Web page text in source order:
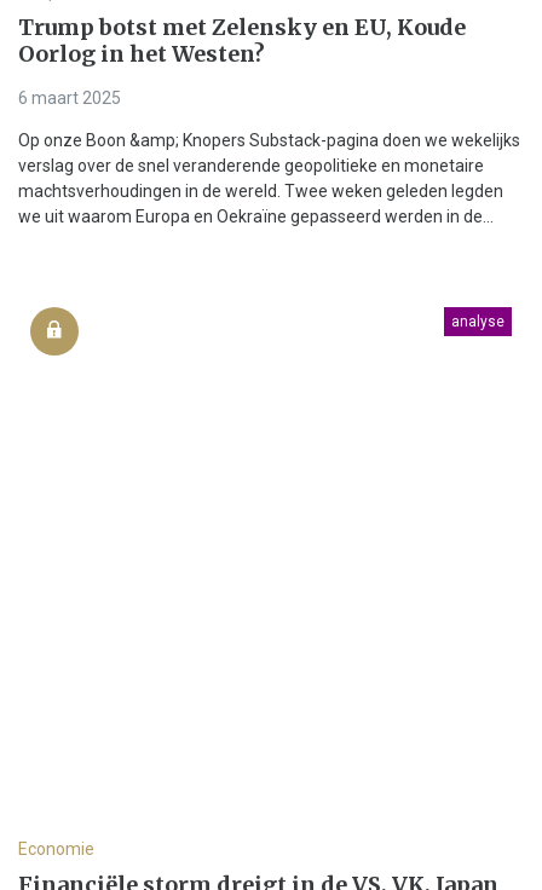
Trump botst met Zelensky en EU, Koude
Oorlog in het Westen?
6 maart 2025
Op onze Boon &amp; Knopers Substack-pagina doen we wekelijks
verslag over de snel veranderende geopolitieke en monetaire
machtsverhoudingen in de wereld. Twee weken geleden legden
we uit waarom Europa en Oekraïne gepasseerd werden in de...
analyse
Economie
Financiële storm dreigt in de VS, VK, Japan